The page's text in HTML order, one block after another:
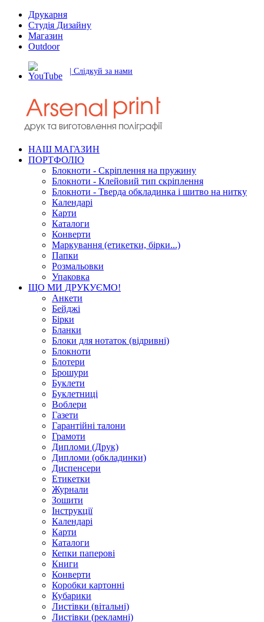
Друкарня
Студія Дизайну
Магазин
Outdoor
| Слідкуй за нами
НАШ МАГАЗИН
ПОРТФОЛІО
Блокноти - Скріплення на пружину
Блокноти - Клейовий тип скріплення
Блокноти - Тверда обкладинка і шитво на нитку
Календарі
Карти
Каталоги
Конверти
Маркування (етикетки, бірки...)
Папки
Розмальовки
Упаковка
ЩО МИ ДРУКУЄМО!
Анкети
Бейджі
Бірки
Бланки
Блоки для нотаток (відривні)
Блокноти
Блотери
Брошури
Буклети
Буклетниці
Воблери
Газети
Гарантійні талони
Грамоти
Дипломи (Друк)
Дипломи (обкладинки)
Диспенсери
Етикетки
Журнали
Зошити
Інструкції
Календарі
Карти
Каталоги
Кепки паперові
Книги
Конверти
Коробки картонні
Кубарики
Листівки (вітальні)
Листівки (рекламні)